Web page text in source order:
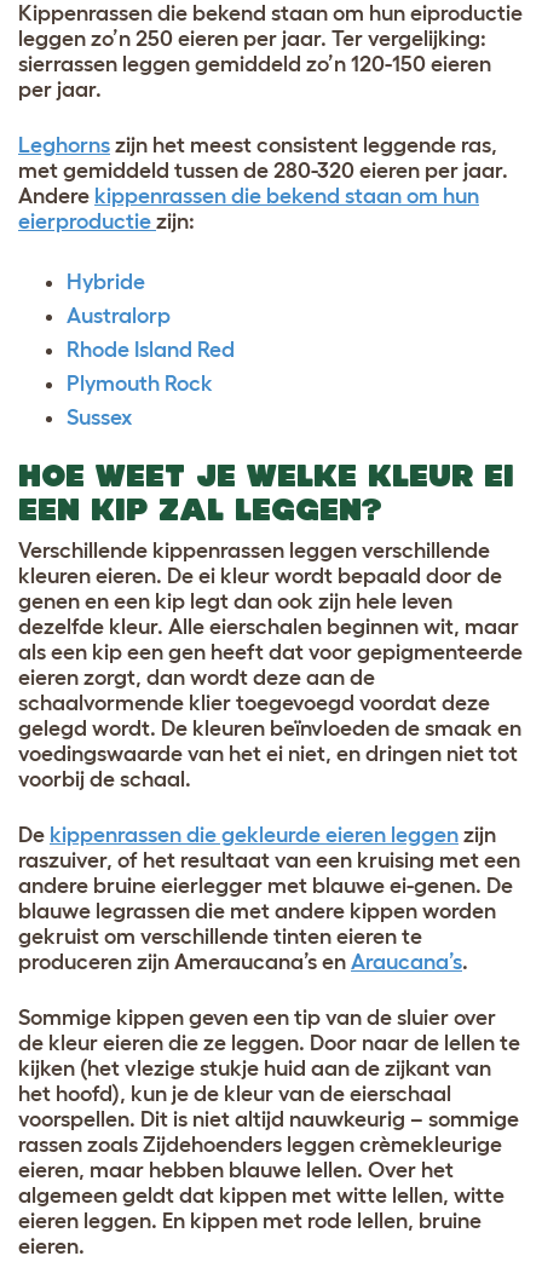
Kippenrassen die bekend staan om hun eiproductie
leggen zo’n 250 eieren per jaar. Ter vergelijking:
sierrassen leggen gemiddeld zo’n 120-150 eieren
per jaar.
Leghorns zijn het meest consistent leggende ras,
met gemiddeld tussen de 280-320 eieren per jaar.
Andere kippenrassen die bekend staan om hun
eierproductie zijn:
Hybride
Australorp
Rhode Island Red
Plymouth Rock
Sussex
HOE WEET JE WELKE KLEUR EI
EEN KIP ZAL LEGGEN?
Verschillende kippenrassen leggen verschillende
kleuren eieren. De ei kleur wordt bepaald door de
genen en een kip legt dan ook zijn hele leven
dezelfde kleur. Alle eierschalen beginnen wit, maar
als een kip een gen heeft dat voor gepigmenteerde
eieren zorgt, dan wordt deze aan de
schaalvormende klier toegevoegd voordat deze
gelegd wordt. De kleuren beïnvloeden de smaak en
voedingswaarde van het ei niet, en dringen niet tot
voorbij de schaal.
De kippenrassen die gekleurde eieren leggen zijn
raszuiver, of het resultaat van een kruising met een
andere bruine eierlegger met blauwe ei-genen. De
blauwe legrassen die met andere kippen worden
gekruist om verschillende tinten eieren te
produceren zijn Ameraucana’s en Araucana’s.
Sommige kippen geven een tip van de sluier over
de kleur eieren die ze leggen. Door naar de lellen te
kijken (het vlezige stukje huid aan de zijkant van
het hoofd), kun je de kleur van de eierschaal
voorspellen. Dit is niet altijd nauwkeurig – sommige
rassen zoals Zijdehoenders leggen crèmekleurige
eieren, maar hebben blauwe lellen. Over het
algemeen geldt dat kippen met witte lellen, witte
eieren leggen. En kippen met rode lellen, bruine
eieren.